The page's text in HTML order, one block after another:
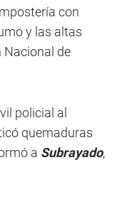
con
y las altas
Nacional de
policial al
quemaduras
a Subrayado,